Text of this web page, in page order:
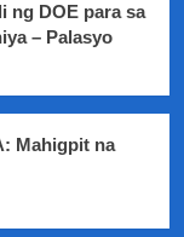
ng DOE para sa
– Palasyo
Mahigpit na